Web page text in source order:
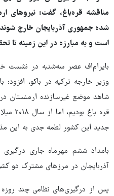
مناقشه قره‌باغ، گفت: نیروهای
شده جمهوری آذربایجان خارج
است و به مبارزه در این زمینه تا
بایرام‌اف عصر سه‌شنبه در نشست
شاهد موضع غیرسازنده ارمنستان
قره
جدید این کشور لطمه جدی به این
بامداد ششم مهرماه جاری
آذربایجان در مرزهای مشترک دو
پس از درگیری‌های نظامی چند روزه